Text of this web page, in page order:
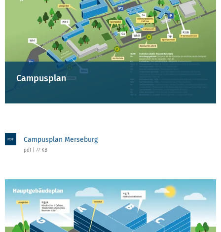
Campusplan
PDF Campusplan Merseburg
pdf | 77 KB